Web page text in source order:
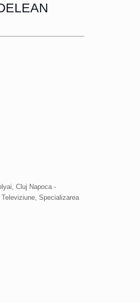
Cluj Napoca -
Specializarea